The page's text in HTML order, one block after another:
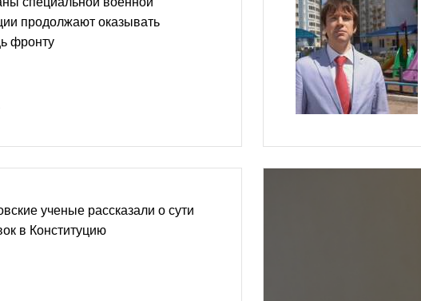
продолжают оказывать
фронту
ученые рассказали о сути
в Конституцию